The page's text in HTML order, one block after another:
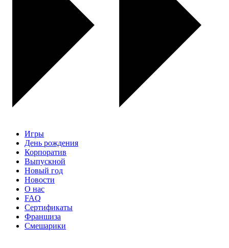
Игры
День рождения
Корпоратив
Выпускной
Новый год
Новости
О нас
FAQ
Сертификаты
Франшиза
Смешарики